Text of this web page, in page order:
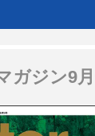
ガジン9